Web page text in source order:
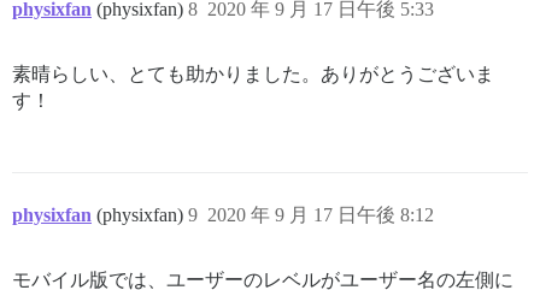
physixfan (physixfan) 2020 年 9 月 17 日午後 5:33
8
素晴らしい、とても助かりました。ありがとうございま
す！
physixfan (physixfan) 2020 年 9 月 17 日午後 8:12
9
モバイル版では、ユーザーのレベルがユーザー名の左側に